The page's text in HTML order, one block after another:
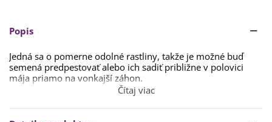
Popis
Jedná sa o pomerne odolné rastliny, takže je možné buď
semená predpestovať alebo ich sadiť približne v polovici
mája priamo na vonkajší záhon.
môžete začať už
apríli.Klíčenie trvá spravidla 1 - 2 týždne.Rastliny
Čítaj viac